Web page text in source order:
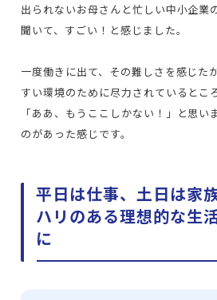
出られないお母さんと忙しい中小企業
聞いて、すごい！と感じました。
一度働きに出て、その難しさを感じた
すい環境のために尽力されているとこ
「ああ、もうここしかない！」と思い
のがあった感じです。
平日は仕事、土日は家
ハリのある理想的な生
に